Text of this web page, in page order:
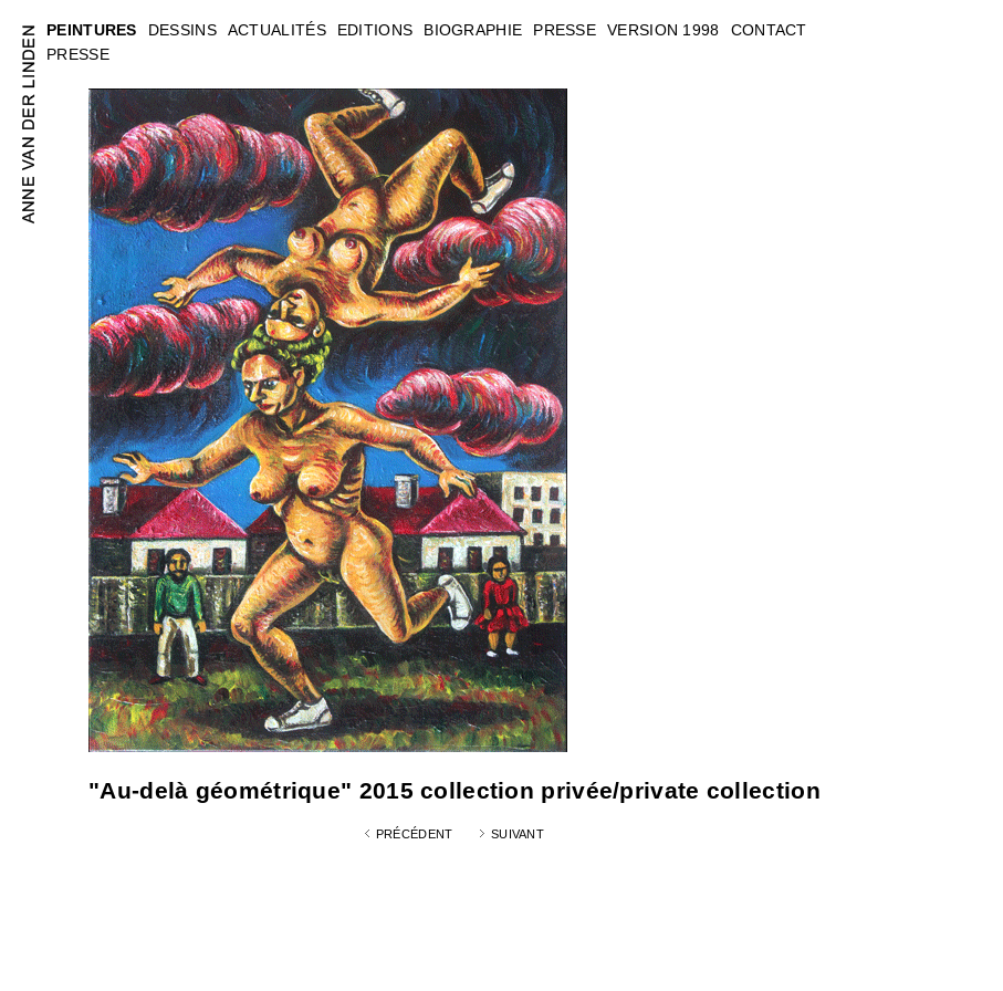
PEINTURES
PRESSE
DESSINS ACTUALITÉS EDITIONS BIOGRAPHIE PRESSE VERSION 1998 CONTACT
"Au-delà géométrique" 2015 collection privée/private collection
PRÉCÉDENT SUIVANT